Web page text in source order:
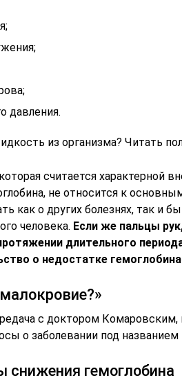
давления.
из организма? Читать
считается характерной
не относится к
как о других болезнях, так и
человека. Если же пальцы
длительного
о недостатке
с доктором
о заболевании под названием
снижения гемоглобина